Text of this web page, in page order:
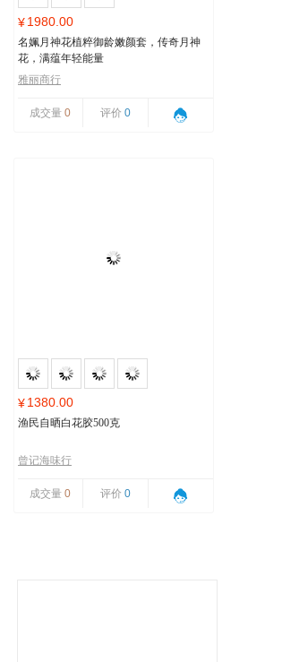
¥1980.00
名姵月神花植粹御龄嫩颜套，传奇月神
花，满蕴年轻能量
雅丽商行
成交量 0 评价 0
¥1380.00
渔民自晒白花胶500克
曾记海味行
成交量 0 评价 0